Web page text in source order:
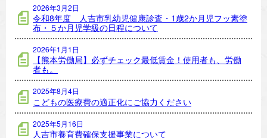
2026年3月2日
令和8年度 人吉市乳幼児健康診査・1歳2か月児フッ素塗
布・５か月児学級の日程について
2026年1月1日
【熊本労働局】必ずチェック最低賃金！使用者も、労働
者も。
2025年8月4日
こどもの医療費の適正化にご協力ください
2025年5月16日
人吉市養育費確保支援事業について